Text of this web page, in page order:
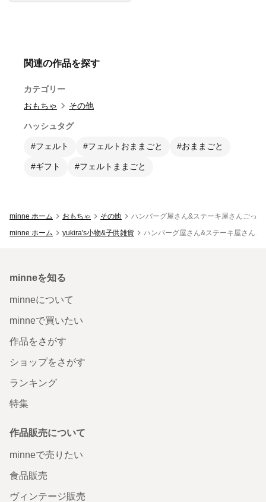
関連の作品を探す
カテゴリー
おもちゃ
その他
ハッシュタグ
#フェルト #フェルトおままごと #おままごと
#ギフト #フェルトままごと
minne ホーム おもちゃ その他
ハンバーグ屋さん&ステーキ屋さんごっ
minne ホーム
yukira's小物&子供雑貨 ハンバーグ屋さん&ステーキ屋さんご
minneを知る
minneについて
minneで買いたい
作品をさがす
ショップをさがす
ランキング
特集
作品販売について
minneで売りたい
食品販売
ヴィンテージ販売